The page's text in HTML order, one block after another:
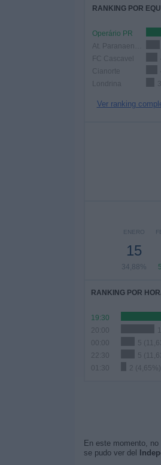
RANKING POR
Operário PR
FC Cascavel
Cianorte
Londrina
Ver ranking
ENERO
15
34,88%
RANKING POR
19:30
20:00
5
22:30
5
01:30
2 (4,65%)
En este momento, no
se pudo ver del